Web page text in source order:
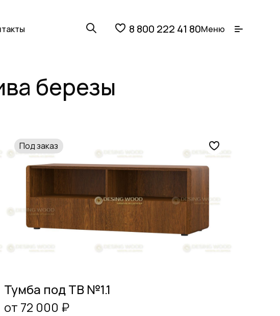
8 800 222 41 80Меню
березы
Под заказ
Тумба под ТВ №1.1
от 72 000 ₽